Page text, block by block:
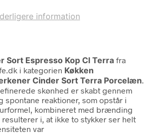
information
Sort Espresso Kop Cl Terra fra
i kategorien Køkken
Cinder Sort Terra Porcelæn.
skønhed er skabt gennem
spontane reaktioner, som opstår i
kombineret med brænding
i, at ikke to stykker ser helt
var